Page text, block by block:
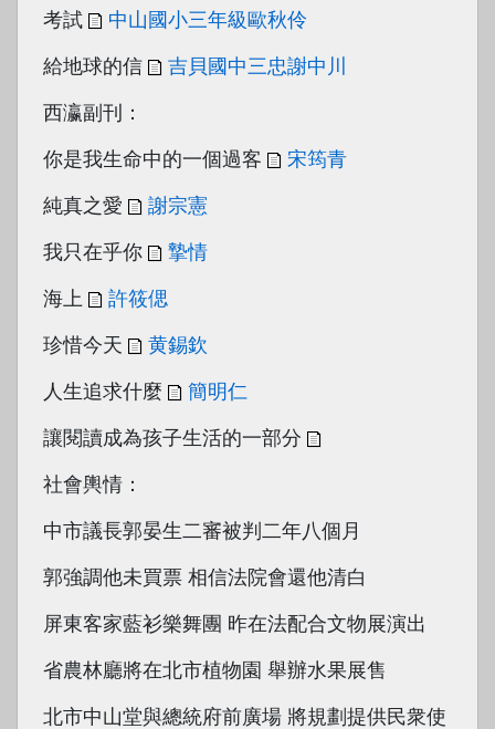
考試 中山國小三年級歐秋伶
給地球的信 吉貝國中三忠謝中川
西瀛副刊：
你是我生命中的一個過客 宋筠青
純真之愛 謝宗憲
我只在乎你 摯情
海上 許筱偲
珍惜今天 黄錫欽
人生追求什麼 簡明仁
讓閱讀成為孩子生活的一部分
社會輿情：
中市議長郭晏生二審被判二年八個月
郭強調他未買票 相信法院會還他清白
屏東客家藍衫樂舞團 昨在法配合文物展演出
省農林廳將在北市植物園 舉辦水果展售
北市中山堂與總統府前廣場 將規劃提供民衆使